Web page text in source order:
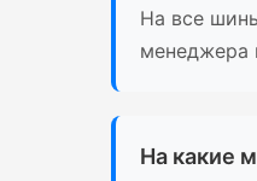
На все
менеджера
На какие